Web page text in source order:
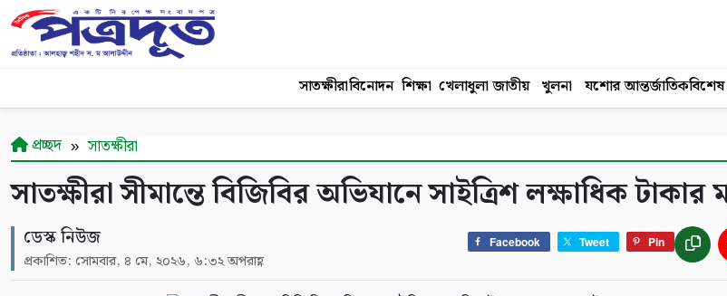
সাতক্ষীরাবিনোদন শিক্ষা খেলাধুলা জাতীয় খুলনা যশোর আন্তর্জাতিকবিশেষ
প্রচ্ছদ সাতক্ষীরা
সাতক্ষীরা সীমান্তে বিজিবির অভিযানে সাইত্রিশ লক্ষাধিক
ডেস্ক নিউজ
প্রকাশিত: সোমবার, ৪ মে, ২০২৬, ৬:৩২ অপরাহ্ণ
Facebook Tweet Pin